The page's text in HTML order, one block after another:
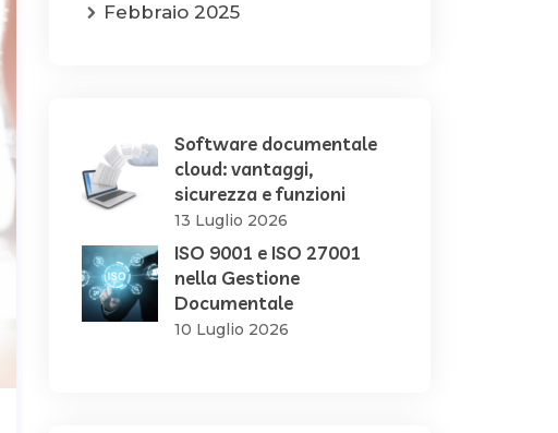
Febbraio 2025
Software documentale
cloud: vantaggi,
sicurezza e funzioni
13 Luglio 2026
ISO 9001 e ISO 27001
nella Gestione
Documentale
10 Luglio 2026